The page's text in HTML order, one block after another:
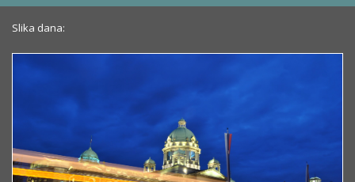
Slika dana: